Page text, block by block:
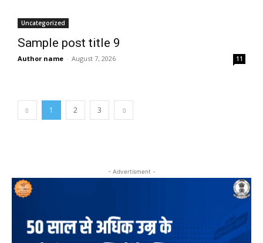
Uncategorized
Sample post title 9
Author name - August 7, 2026 11
1 2 3
- Advertisment -